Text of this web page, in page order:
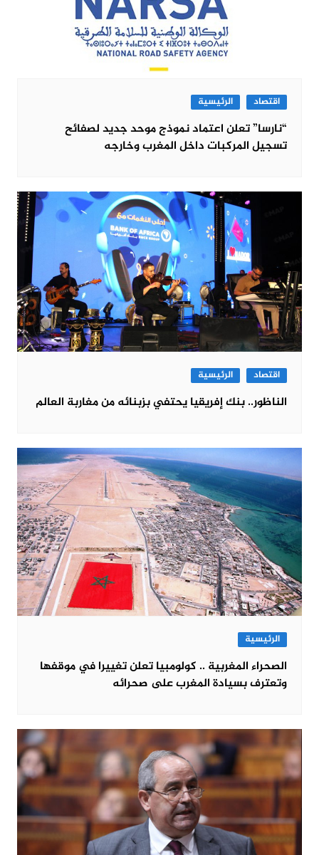
اقتصاد الرئيسية
“نارسا” تعلن اعتماد نموذج موحد جديد لصفائح
تسجيل المركبات داخل المغرب وخارجه
اقتصاد الرئيسية
الناظور.. بنك إفريقيا يحتفي بزبنائه من مغاربة العالم
الرئيسية
الصحراء المغربية .. كولومبيا تعلن تغييرا في موقفها
وتعترف بسيادة المغرب على صحرائه